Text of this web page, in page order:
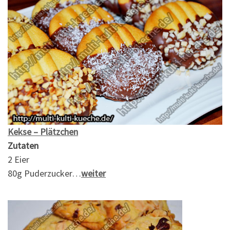
Kekse – Plätzchen
Zutaten
2 Eier
80g Puderzucker…weiter